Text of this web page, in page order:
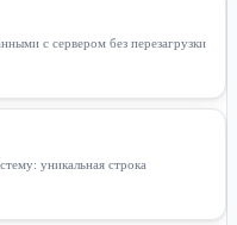
с сервером без перезагрузки
уникальная строка